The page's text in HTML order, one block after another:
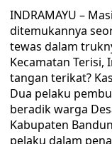
INDRAMAYU –
ditemukannya
tewas dalam
Kecamatan Terisi,
tangan terikat?
Dua pelaku
beradik warga
Kabupaten
pelaku dalam